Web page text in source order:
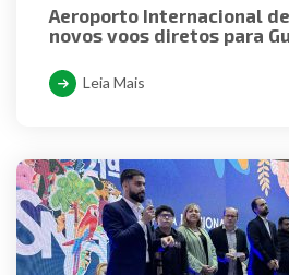
Aeroporto Internacional
novos voos diretos para
Leia Mais